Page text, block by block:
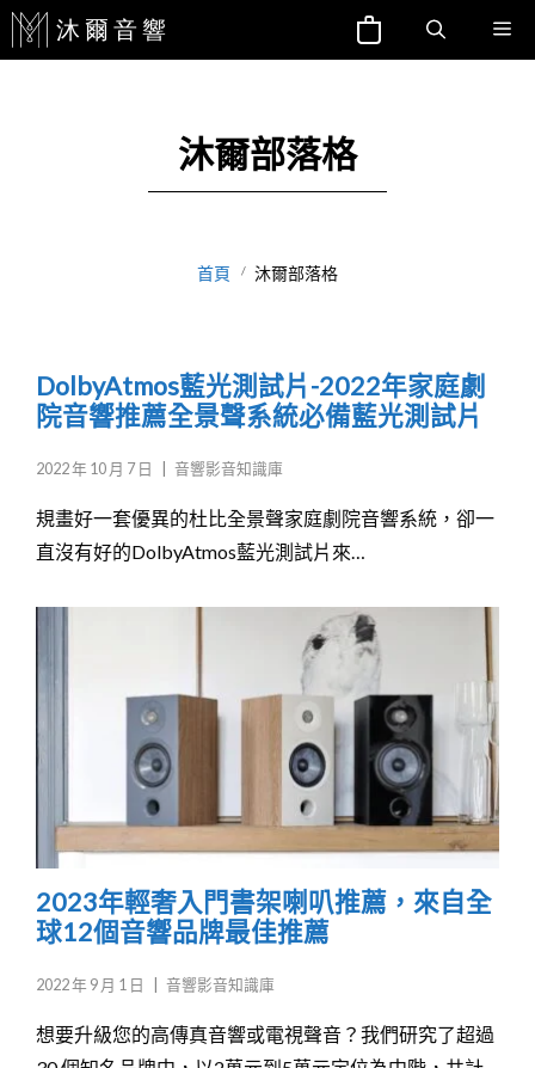
跳
至
沐爾部落格
首頁 沐爾部落格
DolbyAtmos藍光測試片-2022年家庭劇
院音響推薦全景聲系統必備藍光測試片
2022 年 10 月 7 日 音響影音知識庫
規畫好一套優異的杜比全景聲家庭劇院音響系統，卻一
直沒有好的DolbyAtmos藍光測試片來…
2023年輕奢入門書架喇叭推薦，來自全
球12個音響品牌最佳推薦
2022 年 9 月 1 日 音響影音知識庫
想要升級您的高傳真音響或電視聲音？我們研究了超過